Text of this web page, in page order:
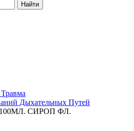
Найти
Дыхательных Путей
СИРОП ФЛ.